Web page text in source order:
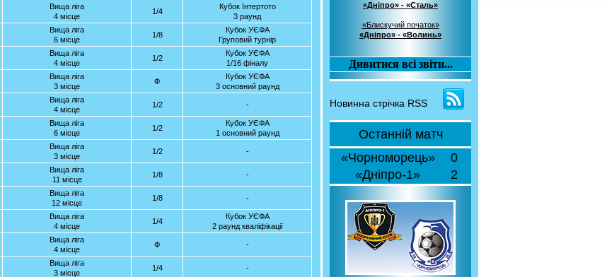
Вища ліга
4 місце
1/4
Кубок Інтертото
3 раунд
Вища ліга
6 місце
1/8
Кубок УЄФА
Груповий турнір
Вища ліга
4 місце
1/2
Кубок УЄФА
1/16 фіналу
Вища ліга
3 місце
Ф
Кубок УЄФА
3 основний раунд
Вища ліга
4 місце
1/2 -
Вища ліга
6 місце
1/2
Кубок УЄФА
1 основний раунд
Вища ліга
3 місце
1/2 -
Вища ліга
11 місце
1/8 -
Вища ліга
12 місце
1/8 -
Вища ліга
4 місце
1/4
Кубок УЄФА
2 раунд кваліфікації
Вища ліга
4 місце
Ф -
Вища ліга
3 місце
1/4 -
«Дніпро» - «Сталь»
«Блискучий початок»
«Дніпро» - «Волинь»
Дивитися всі звіти...
Новинна стрічка RSS
Останній матч
«Чорноморець»
0
«Дніпро-1»
2